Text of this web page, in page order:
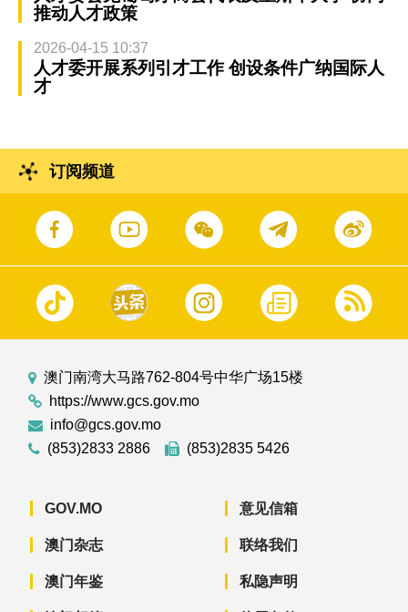
推动人才政策
2026-04-15 10:37
人才委开展系列引才工作 创设条件广纳国际人
才
订阅频道
澳门南湾大马路762-804号中华广场15楼
https://www.gcs.gov.mo
info@gcs.gov.mo
(853)2833 2886
(853)2835 5426
GOV.MO
澳门杂志
澳门年鉴
意见信箱
联络我们
私隐声明